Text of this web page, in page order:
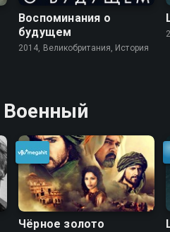
Воспоминания о
будущем
2014, Великобритания, История
Чёрное золото